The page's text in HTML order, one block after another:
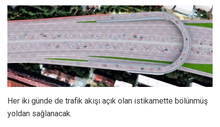
Her iki günde de trafik akışı açık olan istikamette bölünmüş
yoldan sağlanacak.